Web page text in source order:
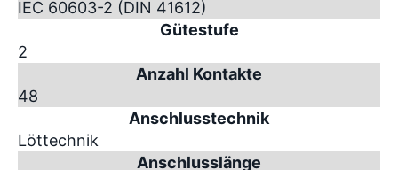
IEC 60603-2 (DIN 41612)
Gütestufe
2
Anzahl Kontakte
48
Anschlusstechnik
Löttechnik
Anschlusslänge